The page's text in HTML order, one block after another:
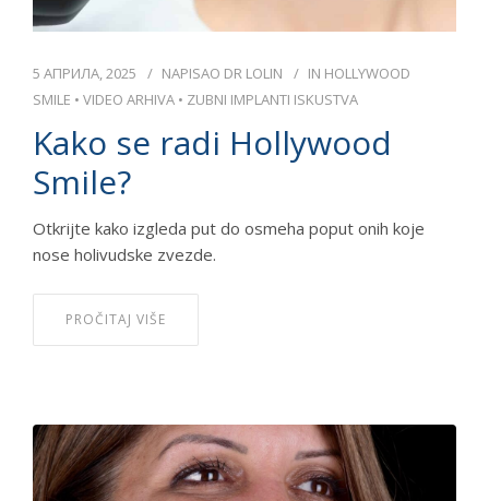
5 АПРИЛА, 2025 NAPISAO DR LOLIN IN HOLLYWOOD
SMILE • VIDEO ARHIVA • ZUBNI IMPLANTI ISKUSTVA
Kako se radi Hollywood
Smile?
Otkrijte kako izgleda put do osmeha poput onih koje
nose holivudske zvezde.
PROČITAJ VIŠE